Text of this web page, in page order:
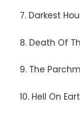
7. Darkest
8. Death Of
9. The
10. Hell On